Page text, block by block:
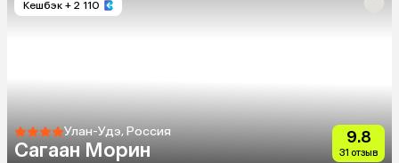
Кешбэк + 2 110
Улан-Удэ, Россия
Сагаан Морин
9.8
31 отзыв